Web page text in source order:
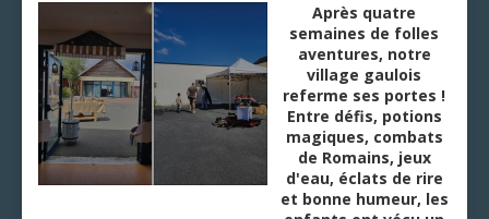
Après quatre
semaines de folles
aventures, notre
village gaulois
referme ses portes !
Entre défis, potions
magiques, combats
de Romains, jeux
d'eau, éclats de rire
et bonne humeur, les